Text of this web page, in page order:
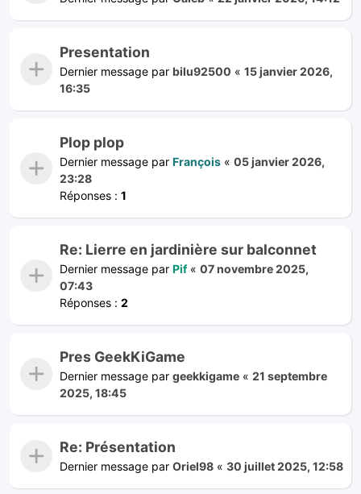
Presentation
Dernier message par bilu92500 « 15 janvier 2026,
16:35
Plop plop
Dernier message par François « 05 janvier 2026,
23:28
Réponses : 1
Re: Lierre en jardinière sur balconnet
Dernier message par Pif« 07 novembre 2025,
07:43
Réponses : 2
Pres GeekKiGame
Dernier message par geekkigame « 21 septembre
2025, 18:45
Re: Présentation
Dernier message par Oriel98 « 30 juillet 2025, 12:58